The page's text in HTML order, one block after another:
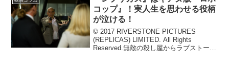
コップ』！実人生を思わせる役柄
が泣ける！
© 2017 RIVERSTONE PICTURES
(REPLICAS) LIMITED. All Rights
Reserved.無敵の殺し屋からラブストーリ